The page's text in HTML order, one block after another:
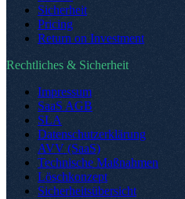
Sicherheit
Pricing
Return on Investment
Rechtliches & Sicherheit
Impressum
SaaS AGB
SLA
Datenschutzerklärung
AVV (SaaS)
Technische Maßnahmen
Löschkonzept
Sicherheitsübersicht